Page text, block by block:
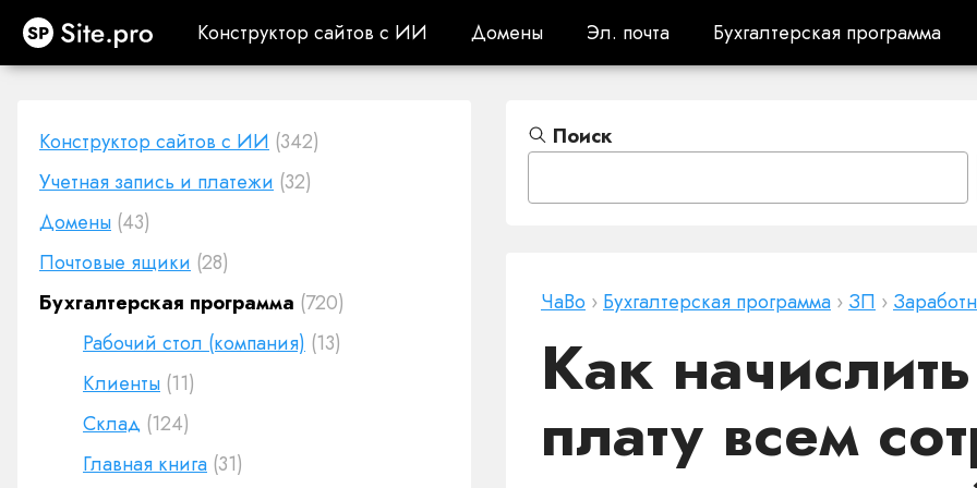
Site.pro Конструктор сайтов с ИИ
Конструктор сайтов с ИИ Домены
Домены Эл. почта
Эл. почта Бухгалтерская программа
Бухгалтерская программа
Конструктор сайтов с ИИ (342)
Учетная запись и платежи (32)
Домены (43)
Почтовые ящики (28)
Бухгалтерская программа (720)
Рабочий стол (компания) (13)
Клиенты (11)
Cклад (124)
Главная книга (31)
Поиск
ЧаВо › Бухгалтерская программа › ЗП ›
Как
плату всем